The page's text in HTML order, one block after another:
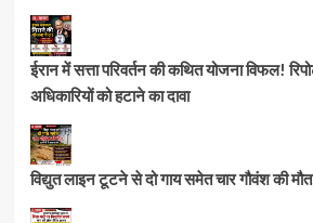
ईरान में सत्ता परिवर्तन की कथित योजना विफल!
अधिकारियों को हटाने का दावा
विद्युत लाइन टूटने से दो गाय समेत चार गौवंश की मौत,